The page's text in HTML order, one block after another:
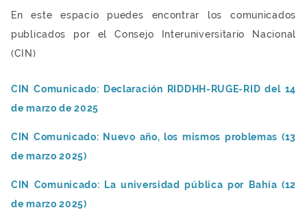
En este espacio puedes encontrar los comunicados
publicados por el Consejo Interuniversitario Nacional
(CIN)
CIN Comunicado: Declaración RIDDHH-RUGE-RID del 14
de marzo de 2025
CIN Comunicado: Nuevo año, los mismos problemas (13
de marzo 2025)
CIN Comunicado: La universidad pública por Bahía (12
de marzo 2025)